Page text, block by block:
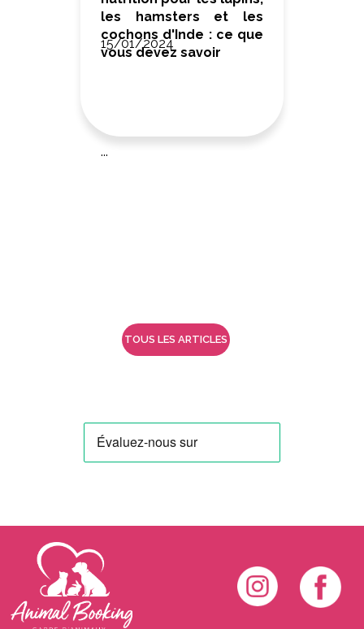
les hamsters et les
cochons d'Inde : ce que
vous devez savoir
...
15/01/2024
TOUS LES ARTICLES